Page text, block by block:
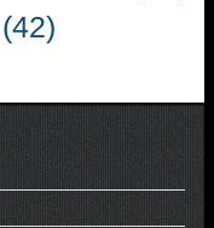
(42)